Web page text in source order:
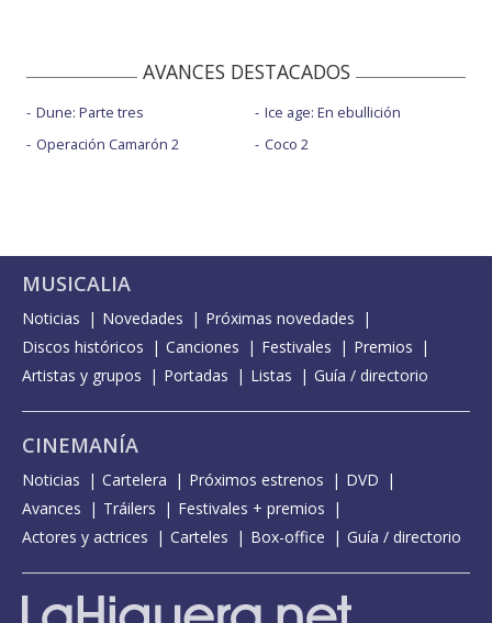
AVANCES DESTACADOS
Dune: Parte tres
Operación Camarón 2
Ice age: En ebullición
Coco 2
MUSICALIA
Noticias Novedades
Próximas novedades
Discos históricos
Canciones Festivales
Premios
Artistas y grupos
Portadas Listas Guía / directorio
CINEMANÍA
Noticias Cartelera Próximos estrenos
DVD
Avances
Tráilers
Festivales + premios
Actores y actrices
Carteles Box-office Guía / directorio